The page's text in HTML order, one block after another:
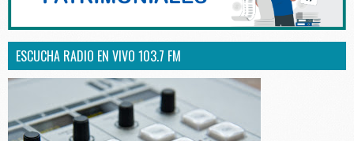
ESCUCHA RADIO EN VIVO 103.7 FM